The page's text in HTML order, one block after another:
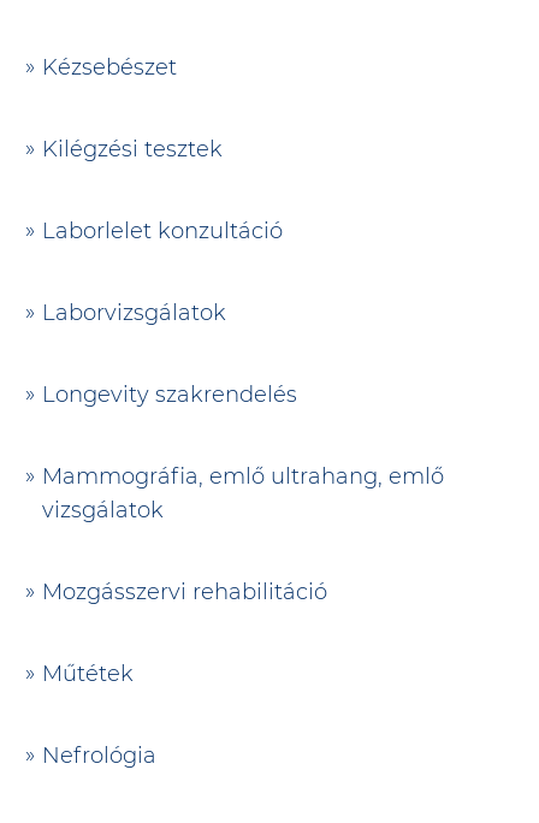
Kézsebészet
Kilégzési tesztek
Laborlelet konzultáció
Laborvizsgálatok
Longevity szakrendelés
Mammográfia, emlő ultrahang, emlő
vizsgálatok
Mozgásszervi rehabilitáció
Műtétek
Nefrológia